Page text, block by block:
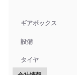
ギアボックス
設備
タイヤ